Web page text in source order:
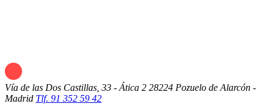
Vía de las Dos Castillas, 33 - Ática 2 28224 Pozuelo de Alarcón -
Madrid Tlf. 91 352 59 42